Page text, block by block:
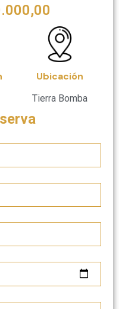
Ubicación
Tierra Bomba